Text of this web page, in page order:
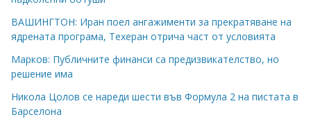
ВАШИНГТОН: Иран поел ангажименти за прекратяване на
ядрената програма, Техеран отрича част от условията
Марков: Публичните финанси са предизвикателство, но
решение има
Никола Цолов се нареди шести във Формула 2 на пистата в
Барселона